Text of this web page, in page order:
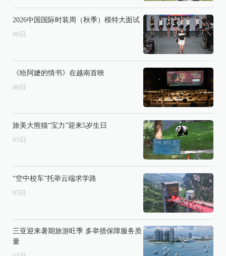
2026中国国际时装周（秋季）模特大面试
06 日
《给阿嬷的情书》在越南首映
06 日
旅美大熊猫“宝力”迎来5岁生日
05 日
“空中校车”托举云端求学路
05 日
三亚迎来暑期旅游旺季 多举措保障服务质
量